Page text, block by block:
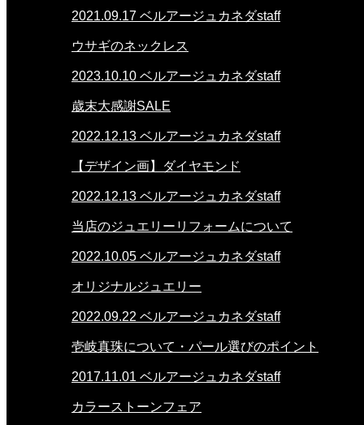
2021.09.17 ベルアージュカネダstaff
ウサギのネックレス
2023.10.10 ベルアージュカネダstaff
歳末大感謝SALE
2022.12.13 ベルアージュカネダstaff
【デザイン画】ダイヤモンド
2022.12.13 ベルアージュカネダstaff
当店のジュエリーリフォームについて
2022.10.05 ベルアージュカネダstaff
オリジナルジュエリー
2022.09.22 ベルアージュカネダstaff
壱岐真珠について・パール選びのポイント
2017.11.01 ベルアージュカネダstaff
カラーストーンフェア